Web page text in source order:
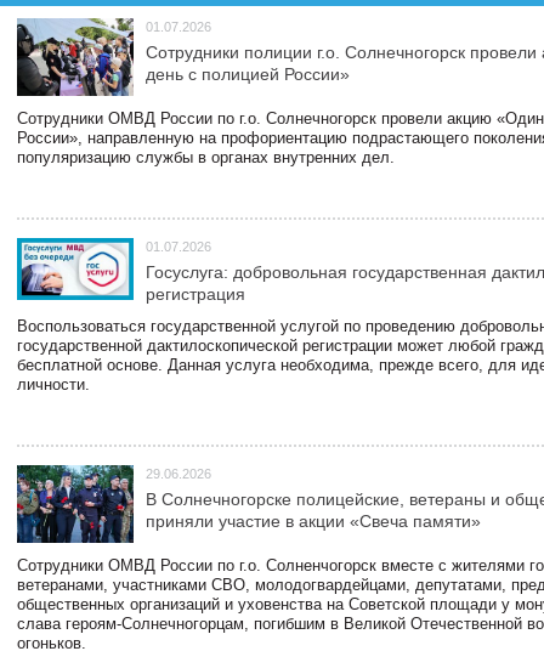
01.07.2026
Сотрудники полиции г.о. Солнечногорск
день с полицией России»
Сотрудники ОМВД России по г.о. Солнечногорск провели акцию
России», направленную на профориентацию подрастающего
популяризацию службы в органах внутренних дел.
01.07.2026
Госуслуга: добровольная государственная
регистрация
Воспользоваться государственной услугой по проведению
государственной дактилоскопической регистрации может любой
бесплатной основе. Данная услуга необходима, прежде всего, для
личности.
29.06.2026
В Солнечногорске полицейские, ветераны и
приняли участие в акции «Свеча памяти»
Сотрудники ОМВД России по г.о. Солненчогорск вместе с жителями
ветеранами, участниками СВО, молодогвардейцами, депутатами,
общественных организаций и уховенства на Советской площади у
слава героям-Солнечногорцам, погибшим в Великой Отечественной
огоньков.